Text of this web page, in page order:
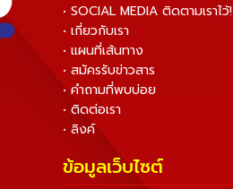
• SOCIAL MEDIA ติดตามเราไว้!
• เกี่ยวกับเรา
• แผนที่เส้นทาง
• สมัครรับข่าวสาร
• คำถามที่พบบ่อย
• ติดต่อเรา
• ลิงค์
ข้อมูลเว็บไซต์